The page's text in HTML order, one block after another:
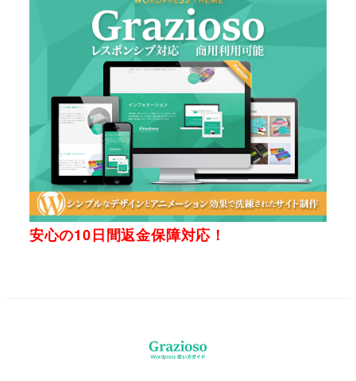
安心の10日間返金保障対応！